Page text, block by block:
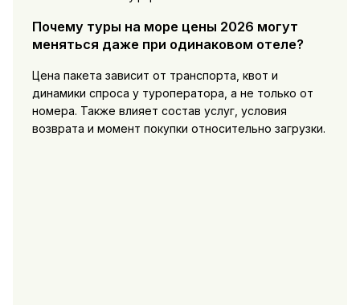
Почему туры на море цены 2026 могут
меняться даже при одинаковом отеле?
Цена пакета зависит от транспорта, квот и
динамики спроса у туроператора, а не только от
номера. Также влияет состав услуг, условия
возврата и момент покупки относительно загрузки.